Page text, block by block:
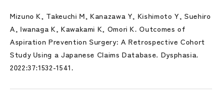
Mizuno K, Takeuchi M, Kanazawa Y, Kishimoto Y, Suehiro
A, Iwanaga K, Kawakami K, Omori K. Outcomes of
Aspiration Prevention Surgery: A Retrospective Cohort
Study Using a Japanese Claims Database. Dysphasia.
2022:37:1532-1541.